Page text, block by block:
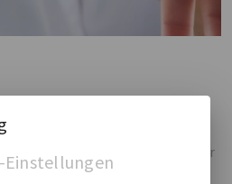
im Jahr 2026 sicher?
2026 sicher? Erfahren Sie mehr
transparente
Einstellungen